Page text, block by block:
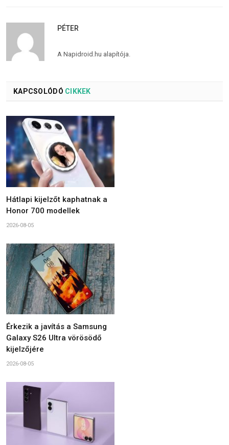
PÉTER
A Napidroid.hu alapítója.
KAPCSOLÓDÓ CIKKEK
Hátlapi kijelzőt kaphatnak a
Honor 700 modellek
2026-08-05
Érkezik a javítás a Samsung
Galaxy S26 Ultra vörösödő
kijelzőjére
2026-08-05